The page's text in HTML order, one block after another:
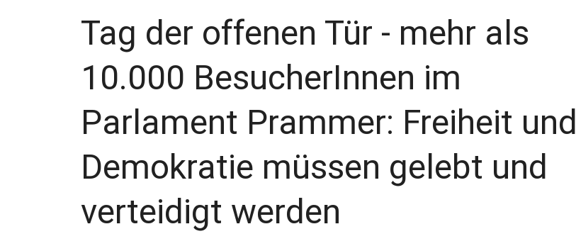
Tag der offenen Tür - mehr als
10.000 BesucherInnen im
Parlament Prammer: Freiheit und
Demokratie müssen gelebt und
verteidigt werden